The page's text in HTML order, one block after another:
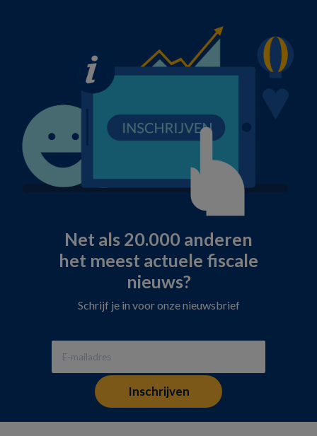
Net als 20.000 anderen
het meest actuele fiscale
nieuws?
Schrijf je in voor onze nieuwsbrief